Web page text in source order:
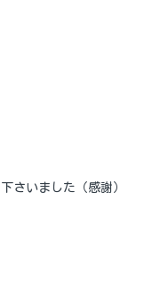
さいました（感謝）